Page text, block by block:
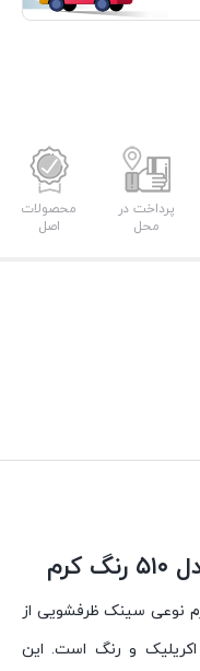
پرداخت در
محل
محصولات
اصل
مدل ۵۱۰ رنگ کرم نوعی سینک ظرفشویی از
و رنگ است. این